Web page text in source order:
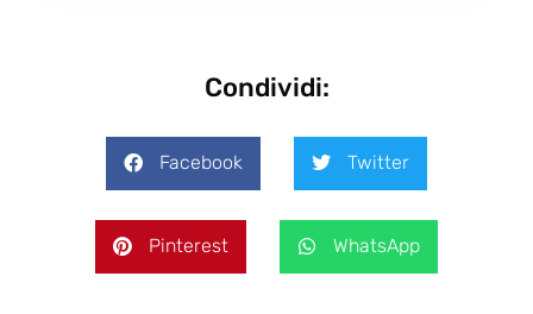
Condividi:
Facebook Twitter
Pinterest WhatsApp